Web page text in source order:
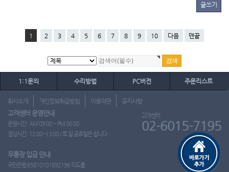
글쓰기
1 2 3 4 5 6 7 8 9 10 다음 맨끝
1:1문의 수리방법 PC버전 주문리스트
회사소개 개인정보취급방침 이용약관 공지사항
고객센터 운영안내
운영시간 : AM 09:00 ~ PM 06:00
점심시간 : 12:00~13:00 / 토.일.공휴일은 쉽니다.
고객센터
02-6015-7195
무통장 입금 안내
국민은행 65810101692196 리드몰